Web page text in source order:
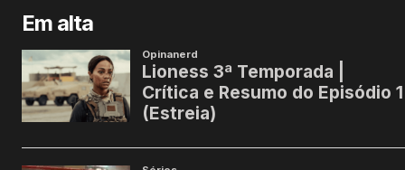
Em alta